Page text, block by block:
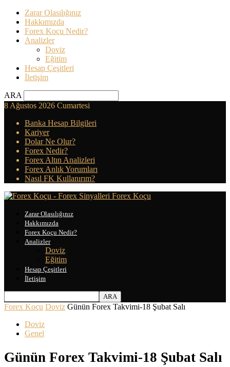
Zarar Olasılığınız
Hakkımızda
Forex Koçu Nedir?
Analizler
Doviz
Eğitim
Hesap Çeşitleri
İletişim
ARA
8 Ağustos 2026 Cumartesi
Banka Hesap Bilgileri
Kariyer
Dolar Ne Olur?
Forex Nedir?
Forex Altın Analizleri
Forex Anlık Yorumları
Nasıl FK Kullanırım?
Forex Koçu
Zarar Olasılığınız
Hakkımızda
Forex Koçu Nedir?
Analizler
Doviz
Eğitim
Hesap Çeşitleri
İletişim
Forex Koçu Doviz Günün Forex Takvimi-18 Şubat Salı
Doviz
Genel
Günün Forex Takvimi-18 Şubat Salı